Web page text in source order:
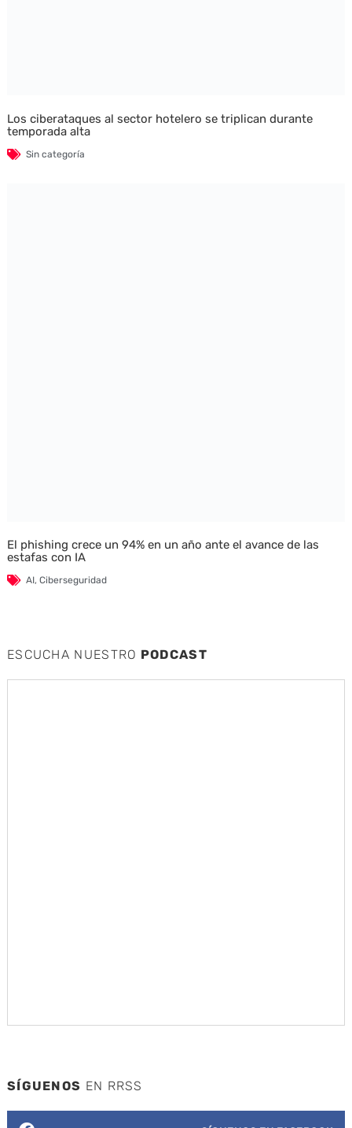
Los ciberataques al sector hotelero se triplican durante
temporada alta
Sin categoría
El phishing crece un 94% en un año ante el avance de las
estafas con IA
AI, Ciberseguridad
ESCUCHA NUESTRO PODCAST
SÍGUENOS EN RRSS